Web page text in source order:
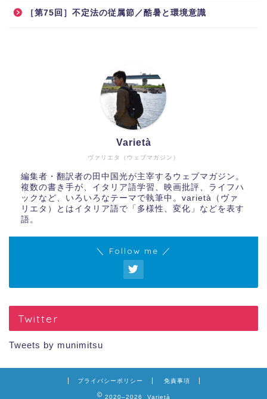
［第75回］不定法の従属節／酷暑と環境意識
ヴァリエタ（ウェブマガジン）
Varietà
編集者・翻訳者の田中国光が主宰するウェブマガジン。
複数の書き手が、イタリア語学習、映画批評、ライフハ
ックなど、いろいろなテーマで執筆中。varietà（ヴァ
リエタ）とはイタリア語で「多様性、変化」などを表す
語。
＼ Follow me ／
Twitter
Tweets by munimitsu
プライバシーポリシー 免責事項
2020–2026 Varietà